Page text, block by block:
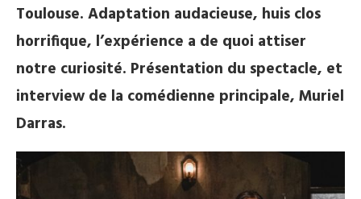
Toulouse. Adaptation audacieuse, huis clos
horrifique, l’expérience a de quoi attiser
notre curiosité. Présentation du spectacle, et
interview de la comédienne principale, Muriel
Darras.